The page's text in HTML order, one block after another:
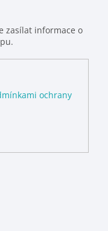
zasílat informace o
ochrany